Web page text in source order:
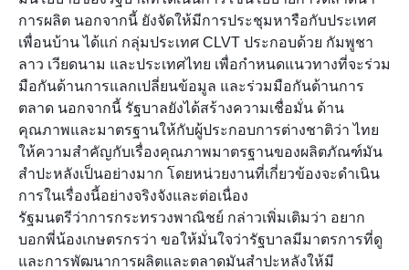
การผลิต นอกจากนี้ ยังจัดให้มีการประชุมหารือกับประเทศ
เพื่อนบ้าน ได้แก่ กลุ่มประเทศ CLVT ประกอบด้วย กัมพูชา
ลาว เวียดนาม และประเทศไทย เพื่อกำหนดแนวทางที่จะร่วม
มือกันด้านการแลกเปลี่ยนข้อมูล และร่วมมือกันด้านการ
ตลาด นอกจากนี้ รัฐบาลยังได้สร้างความเชื่อมั่น ด้าน
คุณภาพและมาตรฐานให้กับผู้ประกอบการต่างชาติว่า ไทย
ให้ความสำคัญกับเรื่องคุณภาพมาตรฐานของผลิตภัณฑ์มัน
สำปะหลังเป็นอย่างมาก โดยหน่วยงานที่เกี่ยวข้องจะดำเนิน
การในเรื่องนี้อย่างจริงจังและต่อเนื่อง
รัฐมนตรีว่าการกระทรวงพาณิชย์ กล่าวเพิ่มเติมว่า อยาก
บอกพี่น้องเกษตรกรว่า ขอให้มั่นใจว่ารัฐบาลมีมาตรการที่ดู
และการพัฒนาการผลิตและตลาดมันสำปะหลังให้มี